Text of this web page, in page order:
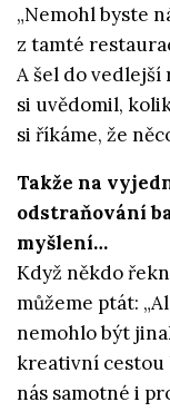
„Nemohl byste
z tamté
A šel do vedlejší
si uvědomil,
si říkáme, že
Takže na
odstraňování
myšlení…
Když někdo
můžeme ptát:
nemohlo být
kreativní cestou
nás samotné i